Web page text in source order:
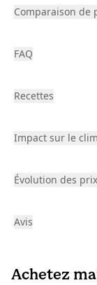
Comparaison de
FAQ
Recettes
Impact sur le
Évolution des prix
Avis
Achetez